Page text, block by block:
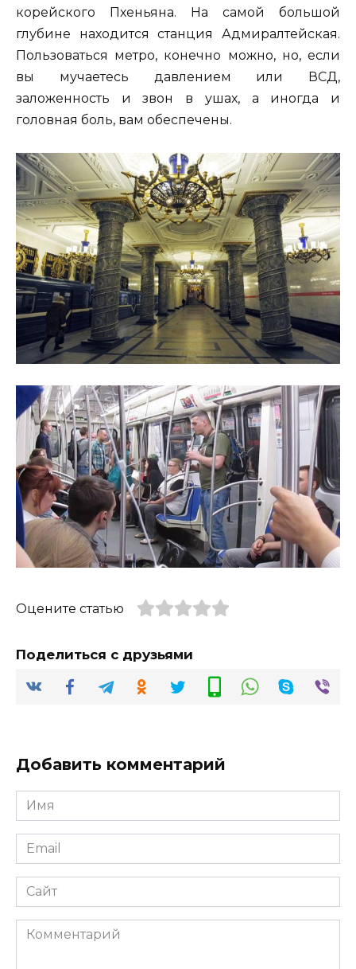
корейского Пхеньяна. На самой большой
глубине находится станция Адмиралтейская.
Пользоваться метро, конечно можно, но, если
вы мучаетесь давлением или ВСД,
заложенность и звон в ушах, а иногда и
головная боль, вам обеспечены.
Оцените статью
Поделиться с друзьями
Добавить комментарий
Имя
*
Email
*
Сайт
Комментарий